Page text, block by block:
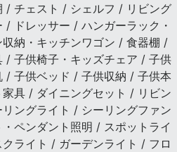
/ チェスト / シェルフ / リビング
ドレッサー / ハンガーラック・
納・キッチンワゴン / 食器棚 /
/ 子供椅子・キッズチェア / 子供
/ 子供ベッド / 子供収納 / 子供本
具 / ダイニングセット / リビン
ングライト / シーリングファン
ペンダント照明 / スポットライ
ライト / ガーデンライト / フロ